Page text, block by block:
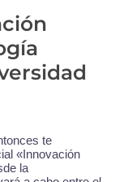
te
«Innovación
la